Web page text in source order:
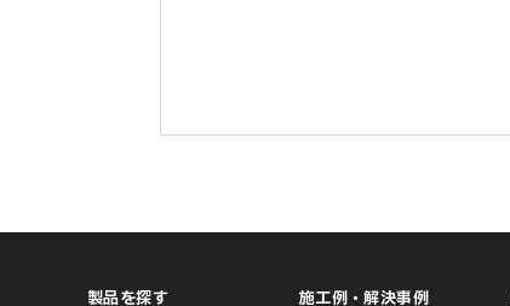
製品を探す 施工例・解決事例